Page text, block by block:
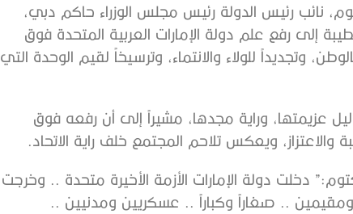
نائب رئيس الدولة رئيس مجلس الوزراء حاكم دبي،
إلى رفع علم دولة الإمارات العربية المتحدة فوق
وتجديداً للولاء والانتماء، وترسيخاً لقيم الوحدة التي
عزيمتها، وراية مجدها، مشيراً إلى أن رفعه فوق
ويعكس تلاحم المجتمع خلف راية الاتحاد.
دخلت دولة الإمارات الأزمة الأخيرة متحدة .. وخرجت
ومقيمين .. صغاراً وكباراً .. عسكريين ومدنيين ..